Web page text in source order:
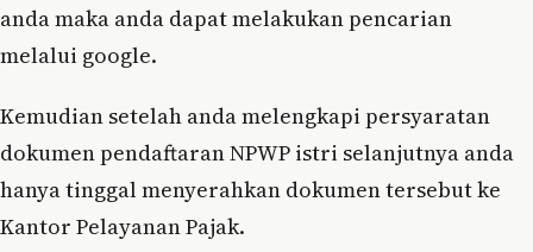
anda maka anda dapat melakukan pencarian
melalui google.
Kemudian setelah anda melengkapi persyaratan
dokumen pendaftaran NPWP istri selanjutnya anda
hanya tinggal menyerahkan dokumen tersebut ke
Kantor Pelayanan Pajak.